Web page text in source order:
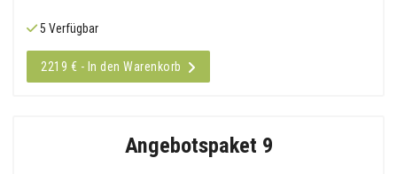
5 Verfügbar
2219 € - In den Warenkorb
Angebotspaket 9